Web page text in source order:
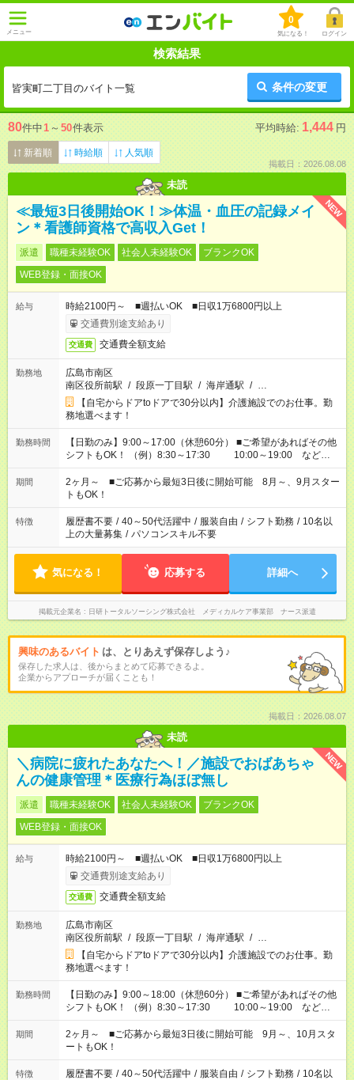
メニュー
0
気になる！ ログイン
検索結果
皆実町二丁目のバイト一覧 条件の変更
80件中1 ～ 50件表示 平均時給: 1,444 円
新着順 時給順 人気順
掲載日：2026.08.08
未読
NEW
≪最短3日後開始OK！≫体温・血圧の記録メイ
ン＊看護師資格で高収入Get！
派遣 職種未経験OK 社会人未経験OK
ブランクOK
WEB登録・面接OK
給与
時給2100円～ ■週払いOK ■日収1万6800円以上
交通費別途支給あり
交通費 交通費全額支給
勤務地
広島市南区
南区役所前駅 / 段原一丁目駅 / 海岸通駅 / …
【自宅からドアtoドアで30分以内】介護施設でのお仕事。勤
務地選べます！
勤務時間
【日勤のみ】9:00～17:00（休憩60分） ■ご希望があればその他
シフトもOK！ （例）8:30～17:30 10:00～19:00 など
「家族とお休みを合わせたい」 「できれば残業はしたくない」
など、あなたのご希望に沿ったお仕事をご紹介します！ ※Wワ
ーク希望の方へ 今ご覧のお仕事で希望する勤務時間と、もう1つ
のお仕事の勤務時間。 合計で週40時間を超える場合は応募でき
ません
期間
2ヶ月～ ■ご応募から最短3日後に開始可能 8月～、9月スター
トもOK！
特徴 履歴書不要 / 40～50代活躍中 / 服装自由 / シフト勤務 / 10名以
上の大量募集 / パソコンスキル不要
気になる！ 応募する 詳細へ
掲載元企業名 日研トータルソーシング株式会社 メディカルケア事業部 ナース派遣
興味のあるバイト は、とりあえず保存しよう♪
保存した求人は、後からまとめて応募できるよ。
企業からアプローチが届くことも！
掲載日：2026.08.07
未読
NEW
＼病院に疲れたあなたへ！／施設でおばあちゃ
んの健康管理＊医療行為ほぼ無し
派遣 職種未経験OK 社会人未経験OK
ブランクOK
WEB登録・面接OK
給与
時給2100円～ ■週払いOK ■日収1万6800円以上
交通費別途支給あり
交通費 交通費全額支給
勤務地
広島市南区
南区役所前駅 / 段原一丁目駅 / 海岸通駅 / …
【自宅からドアtoドアで30分以内】介護施設でのお仕事。勤
務地選べます！
勤務時間
【日勤のみ】9:00～18:00（休憩60分） ■ご希望があればその他
シフトもOK！ （例）8:30～17:30 10:00～19:00 など
「家族とお休みを合わせたい」 「できれば残業はしたくない」
など、あなたのご希望に沿ったお仕事をご紹介します！ ※Wワ
ーク希望の方へ 今ご覧のお仕事で希望する勤務時間と、もう1つ
のお仕事の勤務時間。 合計で週40時間を超える場合は応募でき
ません
期間
2ヶ月～ ■ご応募から最短3日後に開始可能 9月～、10月スタ
ートもOK！
特徴 履歴書不要 / 40～50代活躍中 / 服装自由 / シフト勤務 / 10名以